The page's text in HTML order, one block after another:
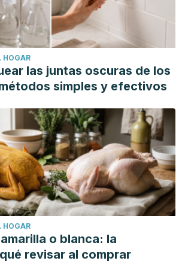
HOGAR
las juntas oscuras de los
simples y efectivos
HOGAR
o blanca: la
revisar al comprar